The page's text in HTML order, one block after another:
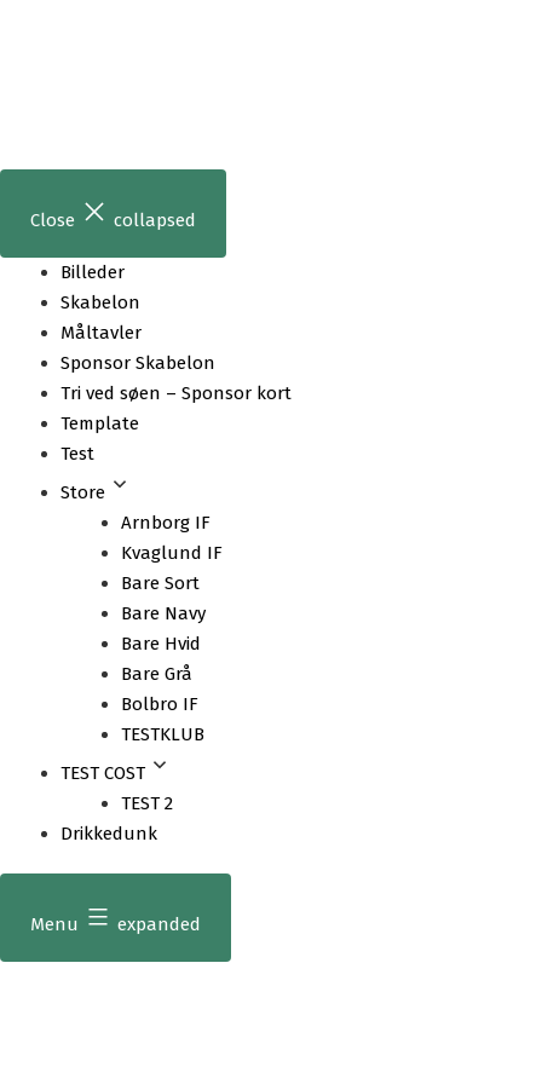
Close collapsed
Billeder
Skabelon
Måltavler
Sponsor Skabelon
Tri ved søen – Sponsor kort
Template
Test
Store
Arnborg IF
Kvaglund IF
Bare Sort
Bare Navy
Bare Hvid
Bare Grå
Bolbro IF
TESTKLUB
TEST COST
TEST 2
Drikkedunk
Menu expanded